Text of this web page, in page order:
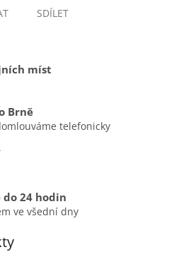
SDÍLET
míst
Brně
telefonicky
do 24 hodin
ve všední dny